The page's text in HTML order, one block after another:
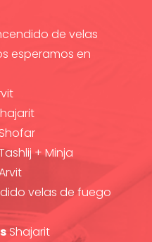
de velas
esperamos en
+ Minja
velas de fuego
Shajarit